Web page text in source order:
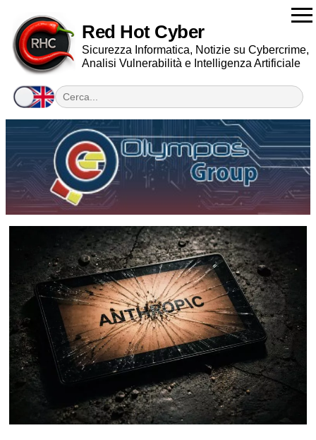
Red Hot Cyber
Sicurezza Informatica, Notizie su Cybercrime,
Analisi Vulnerabilità e Intelligenza Artificiale